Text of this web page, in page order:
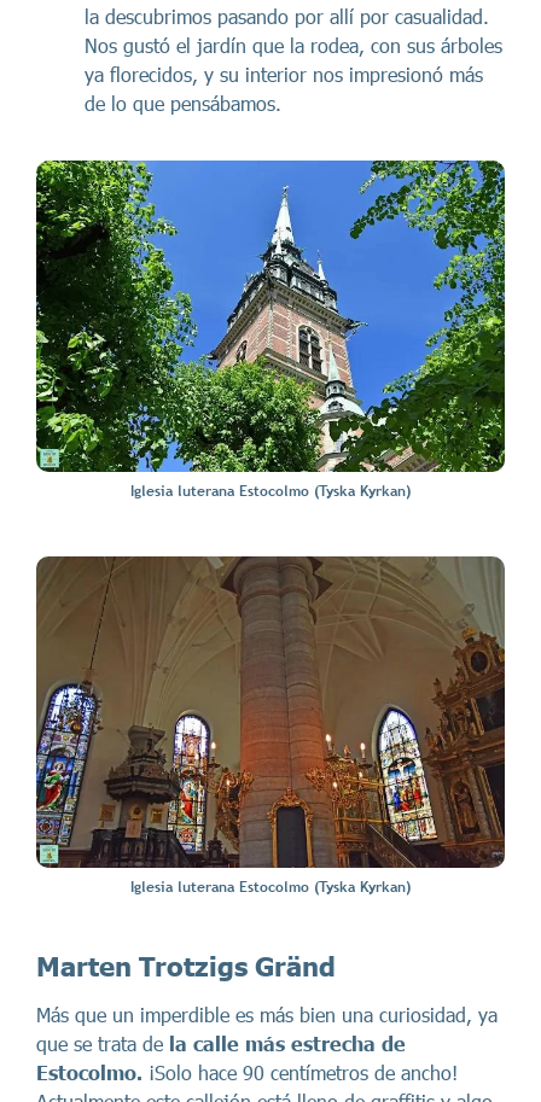
la descubrimos pasando por allí por casualidad.
Nos gustó el jardín que la rodea, con sus árboles
ya florecidos, y su interior nos impresionó más
de lo que pensábamos.
Iglesia luterana Estocolmo (Tyska Kyrkan)
Iglesia luterana Estocolmo (Tyska Kyrkan)
Marten Trotzigs Gränd
Más que un imperdible es más bien una curiosidad, ya
que se trata de la calle más estrecha de
Estocolmo. ¡Solo hace 90 centímetros de ancho!